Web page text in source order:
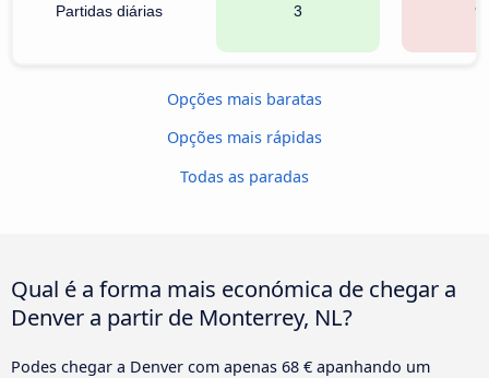
Partidas diárias 3
Opções mais baratas
Opções mais rápidas
Todas as paradas
Qual é a forma mais económica de chegar a
Denver a partir de Monterrey, NL?
Podes chegar a Denver com apenas 68 € apanhando um